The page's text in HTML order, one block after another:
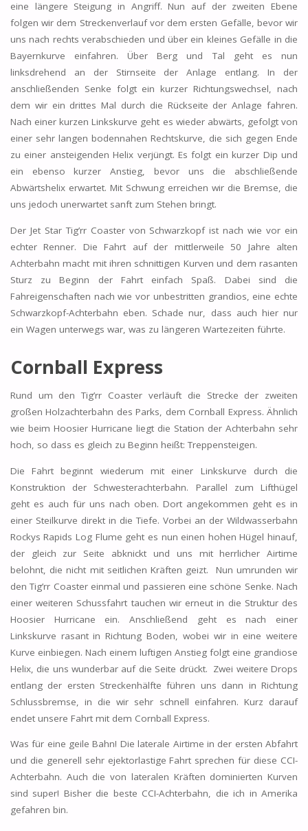
eine längere Steigung in Angriff. Nun auf der zweiten Ebene
folgen wir dem Streckenverlauf vor dem ersten Gefälle, bevor wir
uns nach rechts verabschieden und über ein kleines Gefälle in die
Bayernkurve einfahren. Über Berg und Tal geht es nun
linksdrehend an der Stirnseite der Anlage entlang. In der
anschließenden Senke folgt ein kurzer Richtungswechsel, nach
dem wir ein drittes Mal durch die Rückseite der Anlage fahren.
Nach einer kurzen Linkskurve geht es wieder abwärts, gefolgt von
einer sehr langen bodennahen Rechtskurve, die sich gegen Ende
zu einer ansteigenden Helix verjüngt. Es folgt ein kurzer Dip und
ein ebenso kurzer Anstieg, bevor uns die abschließende
Abwärtshelix erwartet. Mit Schwung erreichen wir die Bremse, die
uns jedoch unerwartet sanft zum Stehen bringt.
Der Jet Star Tig’rr Coaster von Schwarzkopf ist nach wie vor ein
echter Renner. Die Fahrt auf der mittlerweile 50 Jahre alten
Achterbahn macht mit ihren schnittigen Kurven und dem rasanten
Sturz zu Beginn der Fahrt einfach Spaß. Dabei sind die
Fahreigenschaften nach wie vor unbestritten grandios, eine echte
Schwarzkopf-Achterbahn eben. Schade nur, dass auch hier nur
ein Wagen unterwegs war, was zu längeren Wartezeiten führte.
Cornball Express
Rund um den Tig’rr Coaster verläuft die Strecke der zweiten
großen Holzachterbahn des Parks, dem Cornball Express. Ähnlich
wie beim Hoosier Hurricane liegt die Station der Achterbahn sehr
hoch, so dass es gleich zu Beginn heißt: Treppensteigen.
Die Fahrt beginnt wiederum mit einer Linkskurve durch die
Konstruktion der Schwesterachterbahn. Parallel zum Lifthügel
geht es auch für uns nach oben. Dort angekommen geht es in
einer Steilkurve direkt in die Tiefe. Vorbei an der Wildwasserbahn
Rockys Rapids Log Flume geht es nun einen hohen Hügel hinauf,
der gleich zur Seite abknickt und uns mit herrlicher Airtime
belohnt, die nicht mit seitlichen Kräften geizt. Nun umrunden wir
den Tig’rr Coaster einmal und passieren eine schöne Senke. Nach
einer weiteren Schussfahrt tauchen wir erneut in die Struktur des
Hoosier Hurricane ein. Anschließend geht es nach einer
Linkskurve rasant in Richtung Boden, wobei wir in eine weitere
Kurve einbiegen. Nach einem luftigen Anstieg folgt eine grandiose
Helix, die uns wunderbar auf die Seite drückt. Zwei weitere Drops
entlang der ersten Streckenhälfte führen uns dann in Richtung
Schlussbremse, in die wir sehr schnell einfahren. Kurz darauf
endet unsere Fahrt mit dem Cornball Express.
Was für eine geile Bahn! Die laterale Airtime in der ersten Abfahrt
und die generell sehr ejektorlastige Fahrt sprechen für diese CCI-
Achterbahn. Auch die von lateralen Kräften dominierten Kurven
sind super! Bisher die beste CCI-Achterbahn, die ich in Amerika
gefahren bin.